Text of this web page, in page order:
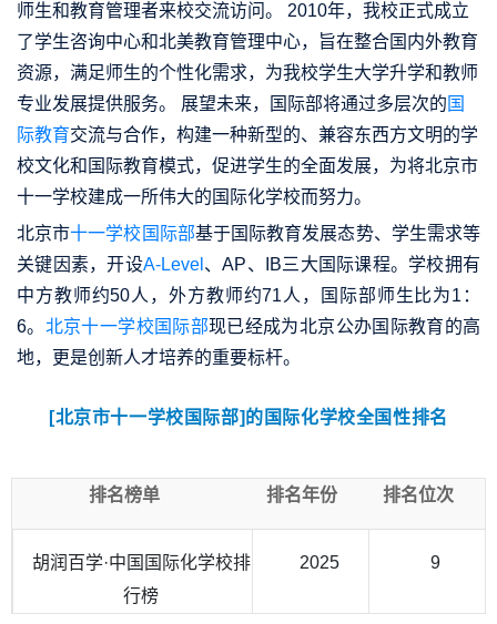
师生和教育管理者来校交流访问。 2010年，我校正式成立
了学生咨询中心和北美教育管理中心，旨在整合国内外教育
资源，满足师生的个性化需求，为我校学生大学升学和教师
专业发展提供服务。 展望未来，国际部将通过多层次的 国
际教育交流与合作，构建一种新型的、兼容东西方文明的学
校文化和国际教育模式，促进学生的全面发展，为将北京市
十一学校建成一所伟大的国际化学校而努力。
北京市十一学校国际部基于国际教育发展态势、学生需求等
关键因素，开设A-Level 、AP、IB三大国际课程。学校拥有
中方教师约50人，外方教师约71人，国际部师生比为1：
6。 北京十一学校国际部现已经成为北京公办国际教育的高
地，更是创新人才培养的重要标杆。
[北京市十一学校国际部]的国际化学校全国性排名
排名榜单 排名年份 排名位次
胡润百学·中国国际化学校排
行榜
2025 9